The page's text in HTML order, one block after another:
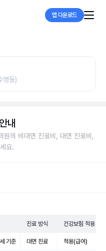
앱 다운로드
영동)
내
원의 비대면 진료비, 대면 진료비,
요.
진료 방식 건강보험 적용
기준 대면 진료 적용(급여)